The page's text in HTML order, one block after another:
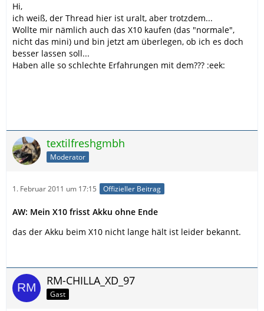
Hi,
ich weiß, der Thread hier ist uralt, aber trotzdem...
Wollte mir nämlich auch das X10 kaufen (das "normale",
nicht das mini) und bin jetzt am überlegen, ob ich es doch
besser lassen soll...
Haben alle so schlechte Erfahrungen mit dem??? :eek:
textilfreshgmbh
Moderator
1. Februar 2011 um 17:15 Offizieller Beitrag
AW: Mein X10 frisst Akku ohne Ende
das der Akku beim X10 nicht lange hält ist leider bekannt.
RM-CHILLA_XD_97
Gast